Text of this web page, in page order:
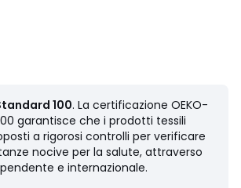
60° (si consiglia un lavaggio a
a 40° anziché a 60°, limiti il ​​consumo
a bassa temperatura
100. La certificazione OEKO-
garantisce che i prodotti tessili
a rigorosi controlli per verificare
nocive per la salute, attraverso
e internazionale.